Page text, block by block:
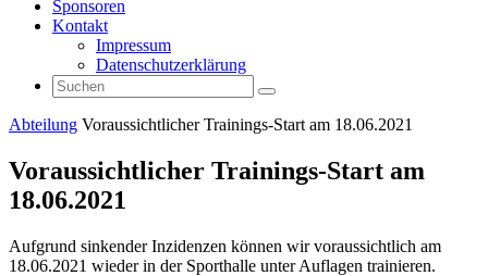
Sponsoren
Kontakt
Impressum
Datenschutzerklärung
Suchen
nach:
Suchen
Start
Abteilung Voraussichtlicher Trainings-Start am 18.06.2021
Voraussichtlicher Trainings-Start am
18.06.2021
Aufgrund sinkender Inzidenzen können wir voraussichtlich am
18.06.2021 wieder in der Sporthalle unter Auflagen trainieren.